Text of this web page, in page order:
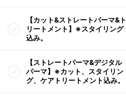
【カット&ストレートパーマ&ト
リートメント】※スタイリング
込み。
【ストレートパーマ&デジタル
パーマ】※カット、スタイリン
グ、ケアトリートメント込み。